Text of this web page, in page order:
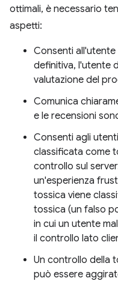
ottimali, è necessario
aspetti:
Consenti
definitiva, l'utente
valutazione del
Comunica
e le recensioni
Consenti agli
classificata come
controllo sul
un'esperienza
tossica viene
tossica (un falso
in cui un utente
il controllo lato
Un controllo della
può essere